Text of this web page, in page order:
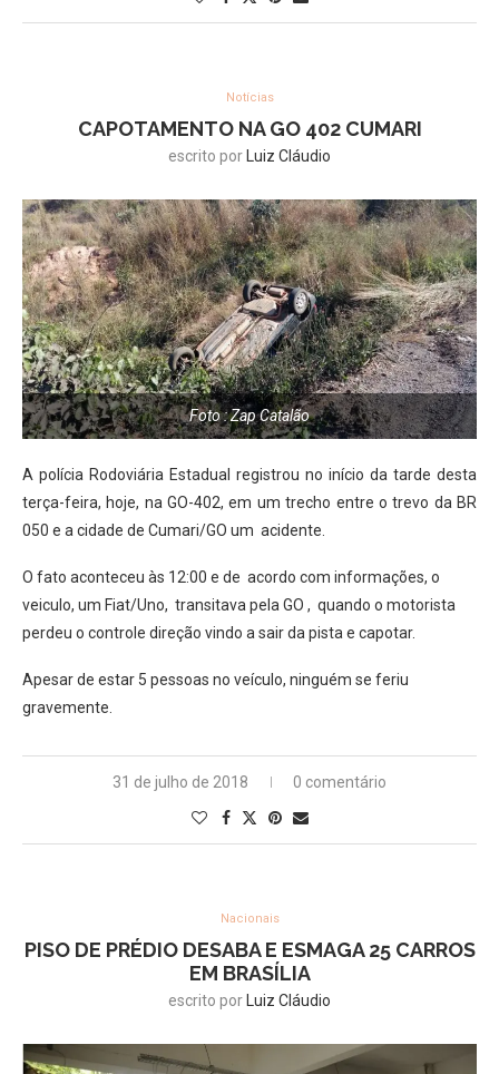
Notícias
CAPOTAMENTO NA GO 402 CUMARI
escrito por Luiz Cláudio
Foto : Zap Catalão
A polícia Rodoviária Estadual registrou no início da tarde desta
terça-feira, hoje, na GO-402, em um trecho entre o trevo da BR
050 e a cidade de Cumari/GO um acidente.
O fato aconteceu às 12:00 e de acordo com informações, o
veiculo, um Fiat/Uno, transitava pela GO , quando o motorista
perdeu o controle direção vindo a sair da pista e capotar.
Apesar de estar 5 pessoas no veículo, ninguém se feriu
gravemente.
31 de julho de 2018 0 comentário
Nacionais
PISO DE PRÉDIO DESABA E ESMAGA 25 CARROS
EM BRASÍLIA
escrito por Luiz Cláudio